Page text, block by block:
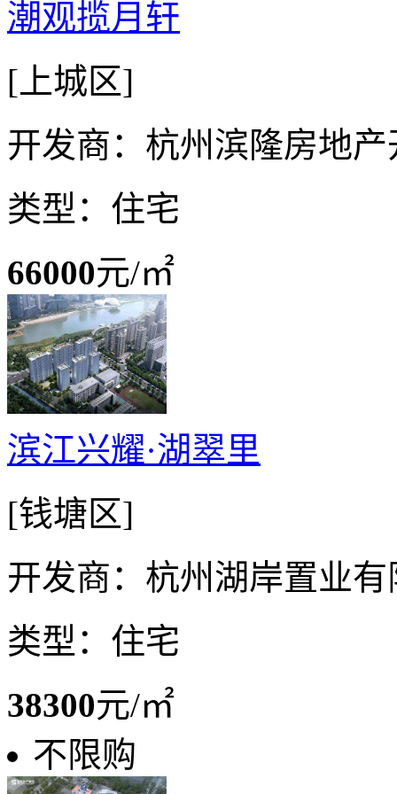
潮观揽月轩
[上城区]
开发商：杭州滨隆房地
类型：住宅
66000元/㎡
滨江兴耀·湖翠里
[钱塘区]
开发商：杭州湖岸置业有
类型：住宅
38300元/㎡
不限购